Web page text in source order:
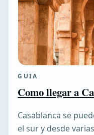
GUIA
Como llegar a
Casablanca se
el sur y desde